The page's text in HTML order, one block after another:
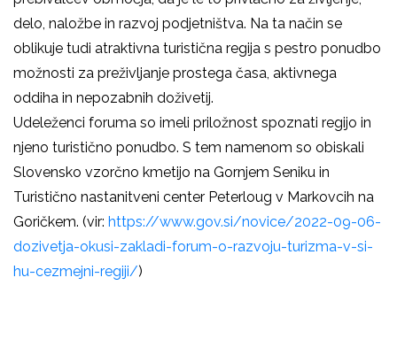
delo, naložbe in razvoj podjetništva. Na ta način se
oblikuje tudi atraktivna turistična regija s pestro ponudbo
možnosti za preživljanje prostega časa, aktivnega
oddiha in nepozabnih doživetij.
Udeleženci foruma so imeli priložnost spoznati regijo in
njeno turistično ponudbo. S tem namenom so obiskali
Slovensko vzorčno kmetijo na Gornjem Seniku in
Turistično nastanitveni center Peterloug v Markovcih na
Goričkem. (vir: https://www.gov.si/novice/2022-09-06-
dozivetja-okusi-zakladi-forum-o-razvoju-turizma-v-si-
hu-cezmejni-regiji/)